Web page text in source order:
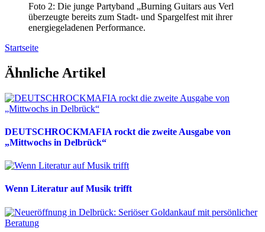
Foto 2: Die junge Partyband „Burning Guitars aus Verl
überzeugte bereits zum Stadt- und Spargelfest mit ihrer
energiegeladenen Performance.
Startseite
Ähnliche Artikel
DEUTSCHROCKMAFIA rockt die zweite Ausgabe von
„Mittwochs in Delbrück“
Wenn Literatur auf Musik trifft